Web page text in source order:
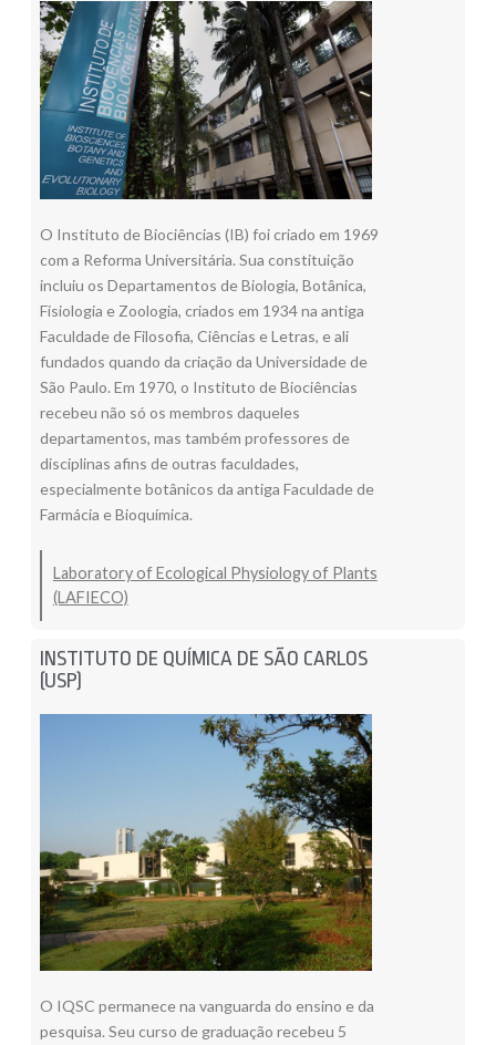
O Instituto de Biociências (IB) foi criado em 1969
com a Reforma Universitária. Sua constituição
incluiu os Departamentos de Biologia, Botânica,
Fisiologia e Zoologia, criados em 1934 na antiga
Faculdade de Filosofia, Ciências e Letras, e ali
fundados quando da criação da Universidade de
São Paulo. Em 1970, o Instituto de Biociências
recebeu não só os membros daqueles
departamentos, mas também professores de
disciplinas afins de outras faculdades,
especialmente botânicos da antiga Faculdade de
Farmácia e Bioquímica.
Laboratory of Ecological Physiology of Plants
(LAFIECO)
INSTITUTO DE QUÍMICA DE SÃO CARLOS
(USP)
O IQSC permanece na vanguarda do ensino e da
pesquisa. Seu curso de graduação recebeu 5